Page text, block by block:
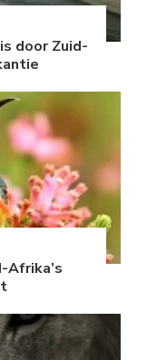
door Zuid-
Afrika’s